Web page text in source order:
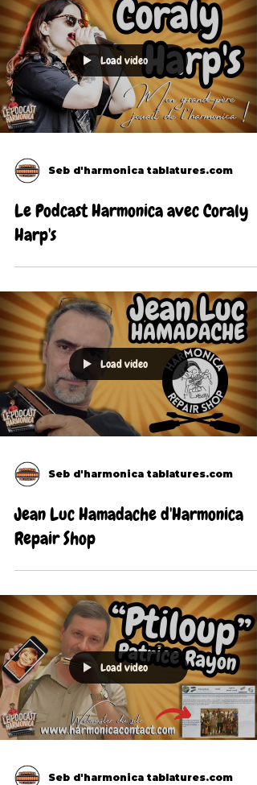
Load video
Seb d'harmonica tablatures.com
Le Podcast Harmonica avec Coraly
Harp's
Load video
Seb d'harmonica tablatures.com
Jean Luc Hamadache d'Harmonica
Repair Shop
Load video
Seb d'harmonica tablatures.com